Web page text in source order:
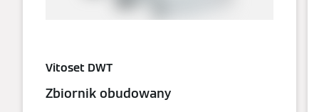
Vitoset DWT
Zbiornik obudowany